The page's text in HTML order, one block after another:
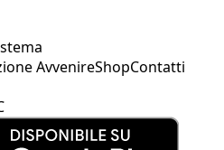
AvvenireShopContatti